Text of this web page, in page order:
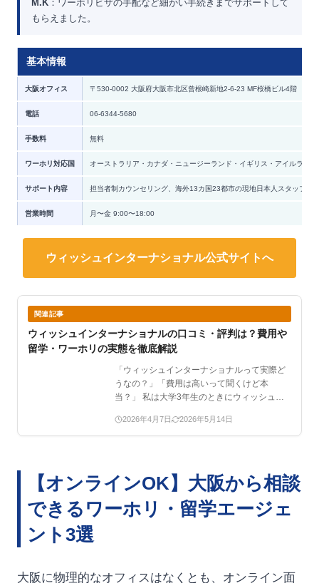
M.K：ワーホリビザの手配など細かい手続きまでサポートして
もらえました。
基本情報
大阪オフィス 〒530-0002 大阪府大阪市北区曾根崎新地2-6-23 MF桜橋ビル4階
電話 06-6344-5680
手数料 無料
ワーホリ対応国 オーストラリア・カナダ・ニュージーランド・イギリス・アイルラン
サポート内容 担当者制カウンセリング、海外13カ国23都市の現地日本人スタッフサ
営業時間 月〜金 9:00〜18:00
ウィッシュインターナショナル公式サイトへ
関連記事
ウィッシュインターナショナルの口コミ・評判は？費用や
留学・ワーホリの実態を徹底解説
「ウィッシュインターナショナルって実際ど
うなの？」「費用は高いって聞くけど本
当？」 私は大学3年生のときにウィッシュイ
2026年4月7日 2026年5月14日
【オンラインOK】大阪から相談
できるワーホリ・留学エージェ
ント3選
大阪に物理的なオフィスはなくとも、オンライン面